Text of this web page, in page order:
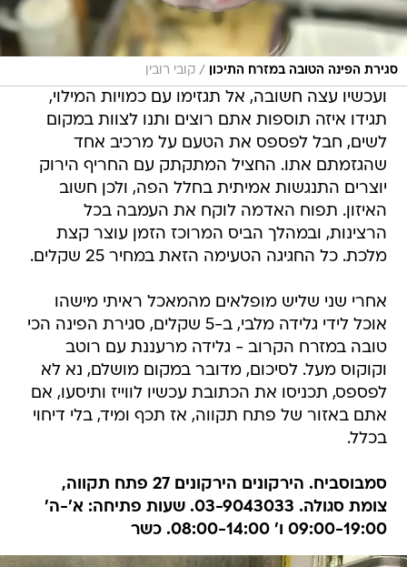
סגירת הפינה הטובה במזרח התיכון / קובי רובין
ועכשיו עצה חשובה, אל תגזימו עם כמויות המילוי,
תגידו איזה תוספות אתם רוצים ותנו לצוות במקום
לשים, חבל לפספס את הטעם על מרכיב אחד
שהגזמתם אתו. החציל המתקתק עם החריף הירוק
יוצרים התנגשות אמיתית בחלל הפה, ולכן חשוב
האיזון. תפוח האדמה לוקח את העמבה בכל
הרצינות, ובמהלך הביס המרוכז הזמן עוצר קצת
מלכת. כל החגיגה הטעימה הזאת במחיר 25 שקלים.
אחרי שני שליש מופלאים מהמאכל ראיתי מישהו
אוכל לידי גלידה מלבי, ב-5 שקלים, סגירת הפינה הכי
טובה במזרח הקרוב - גלידה מרעננת עם רוטב
וקוקוס מעל. לסיכום, מדובר במקום מושלם, נא לא
לפספס, תכניסו את הכתובת עכשיו לווייז ותיסעו, אם
אתם באזור של פתח תקווה, אז תכף ומיד, בלי דיחוי
בכלל.
סמבוסביח. הירקונים הירקונים 27 פתח תקווה,
צומת סגולה. 03-9043033. שעות פתיחה: א'-ה'
09:00-19:00 ו' 08:00-14:00. כשר